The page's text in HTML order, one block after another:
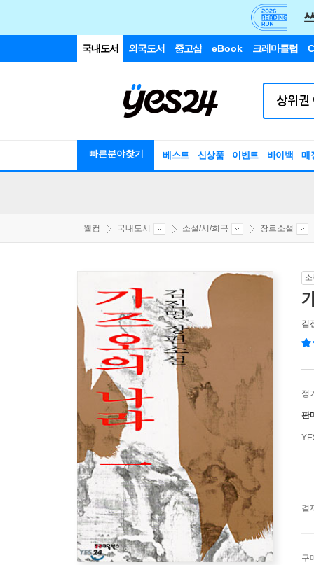
국내도서 외국도서 중고샵 eBook 크레마클럽
빠른분야찾기 베스트 신상품 이벤트 바이백 매
웰컴 국내도서 소설/시/희곡 장르소설
김
정
판
결
구